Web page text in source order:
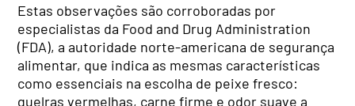
Estas observações são corroboradas por
especialistas da Food and Drug Administration
(FDA), a autoridade norte-americana de segurança
alimentar, que indica as mesmas características
como essenciais na escolha de peixe fresco:
guelras vermelhas, carne firme e odor suave a